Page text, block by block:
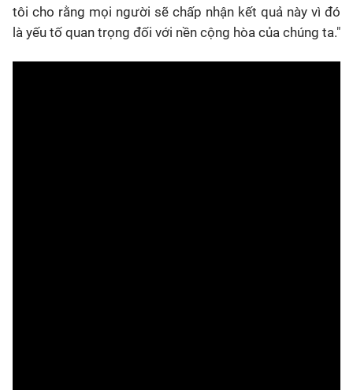
tôi cho rằng mọi người sẽ chấp nhận kết quả này vì đó
là yếu tố quan trọng đối với nền cộng hòa của chúng ta."